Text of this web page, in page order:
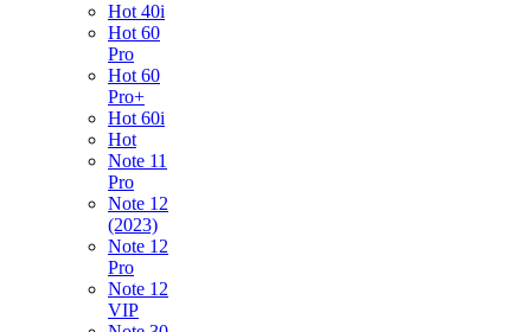
Hot 40i
Hot 60
Pro
Hot 60
Pro+
Hot 60i
Hot
Note 11
Pro
Note 12
(2023)
Note 12
Pro
Note 12
VIP